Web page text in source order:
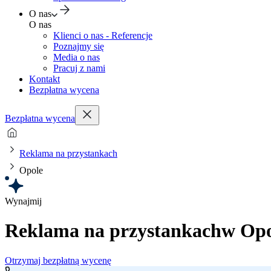
O nas
O nas
Klienci o nas - Referencje
Poznajmy się
Media o nas
Pracuj z nami
Kontakt
Bezpłatna wycena
Bezpłatna wycena
Reklama na przystankach
Opole
Wynajmij
Reklama na przystankachw
Otrzymaj bezpłatną wycenę